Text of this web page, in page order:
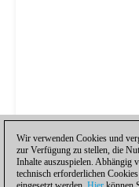
Wir verwenden Cookies und
zur Verfügung zu stellen, die
Inhalte auszuspielen. Abhängig
technisch erforderlichen